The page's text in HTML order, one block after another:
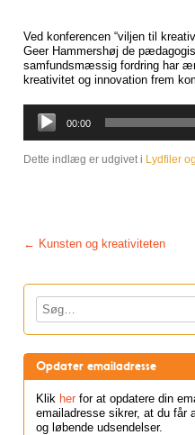
Ved konferencen “viljen til
Geer Hammershøj de
samfundsmæssig fordring har
kreativitet og innovation frem
Lydafspiller
00:00
Dette indlæg er udgivet i Lydfiler
Post navigation
← Kunsten og kreativiteten
Søg
Opdater emailadresse
Klik her for at opdatere din
emailadresse sikrer, at du får
og løbende udsendelser.